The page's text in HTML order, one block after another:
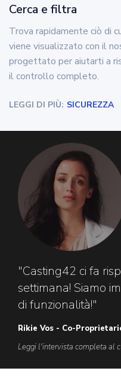
Cerca e filtra
Trova rapidamente ciò di
viene visualizzato con il
progettato per aiutarti a
il controllo completo.
LEGGI DI PIÙ: SICUREZZA
"Casting42 ci fa
settimana! Siamo
di funzionalità!"
Rikie Vos - Co-
Leggi l'intervista completa al